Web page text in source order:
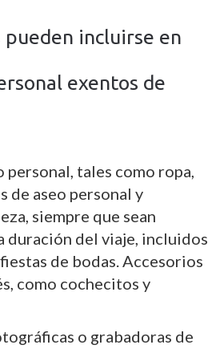
pueden incluirse en
exentos de
personal, tales como ropa,
de aseo personal y
siempre que sean
duración del viaje, incluidos
de bodas. Accesorios
como cochecitos y
o grabadoras de